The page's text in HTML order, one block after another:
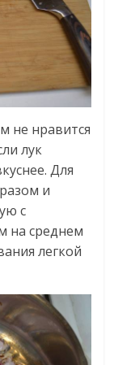
не нравится
лук
Для
и
с
на среднем
легкой